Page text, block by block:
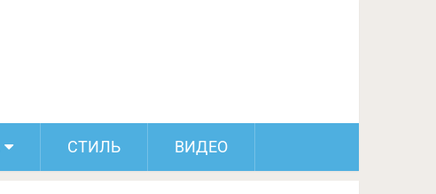
СТИЛЬ ВИДЕО